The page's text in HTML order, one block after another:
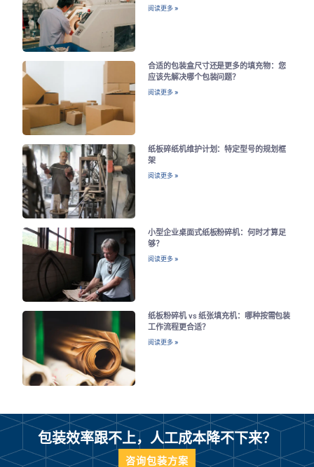
阅读更多 »
合适的包装盒尺寸还是更多的填充物：您
应该先解决哪个包装问题？
阅读更多 »
纸板碎纸机维护计划：特定型号的规划框
架
阅读更多 »
小型企业桌面式纸板粉碎机：何时才算足
够？
阅读更多 »
纸板粉碎机 vs 纸张填充机：哪种按需包装
工作流程更合适？
阅读更多 »
包装效率跟不上，人工成本降不下来？
咨询包装方案